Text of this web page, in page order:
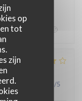
op
tot
zijn
!! Merci à toute
oublier le dj
sous peu!🙂
Kwaliteit / Prijs /5